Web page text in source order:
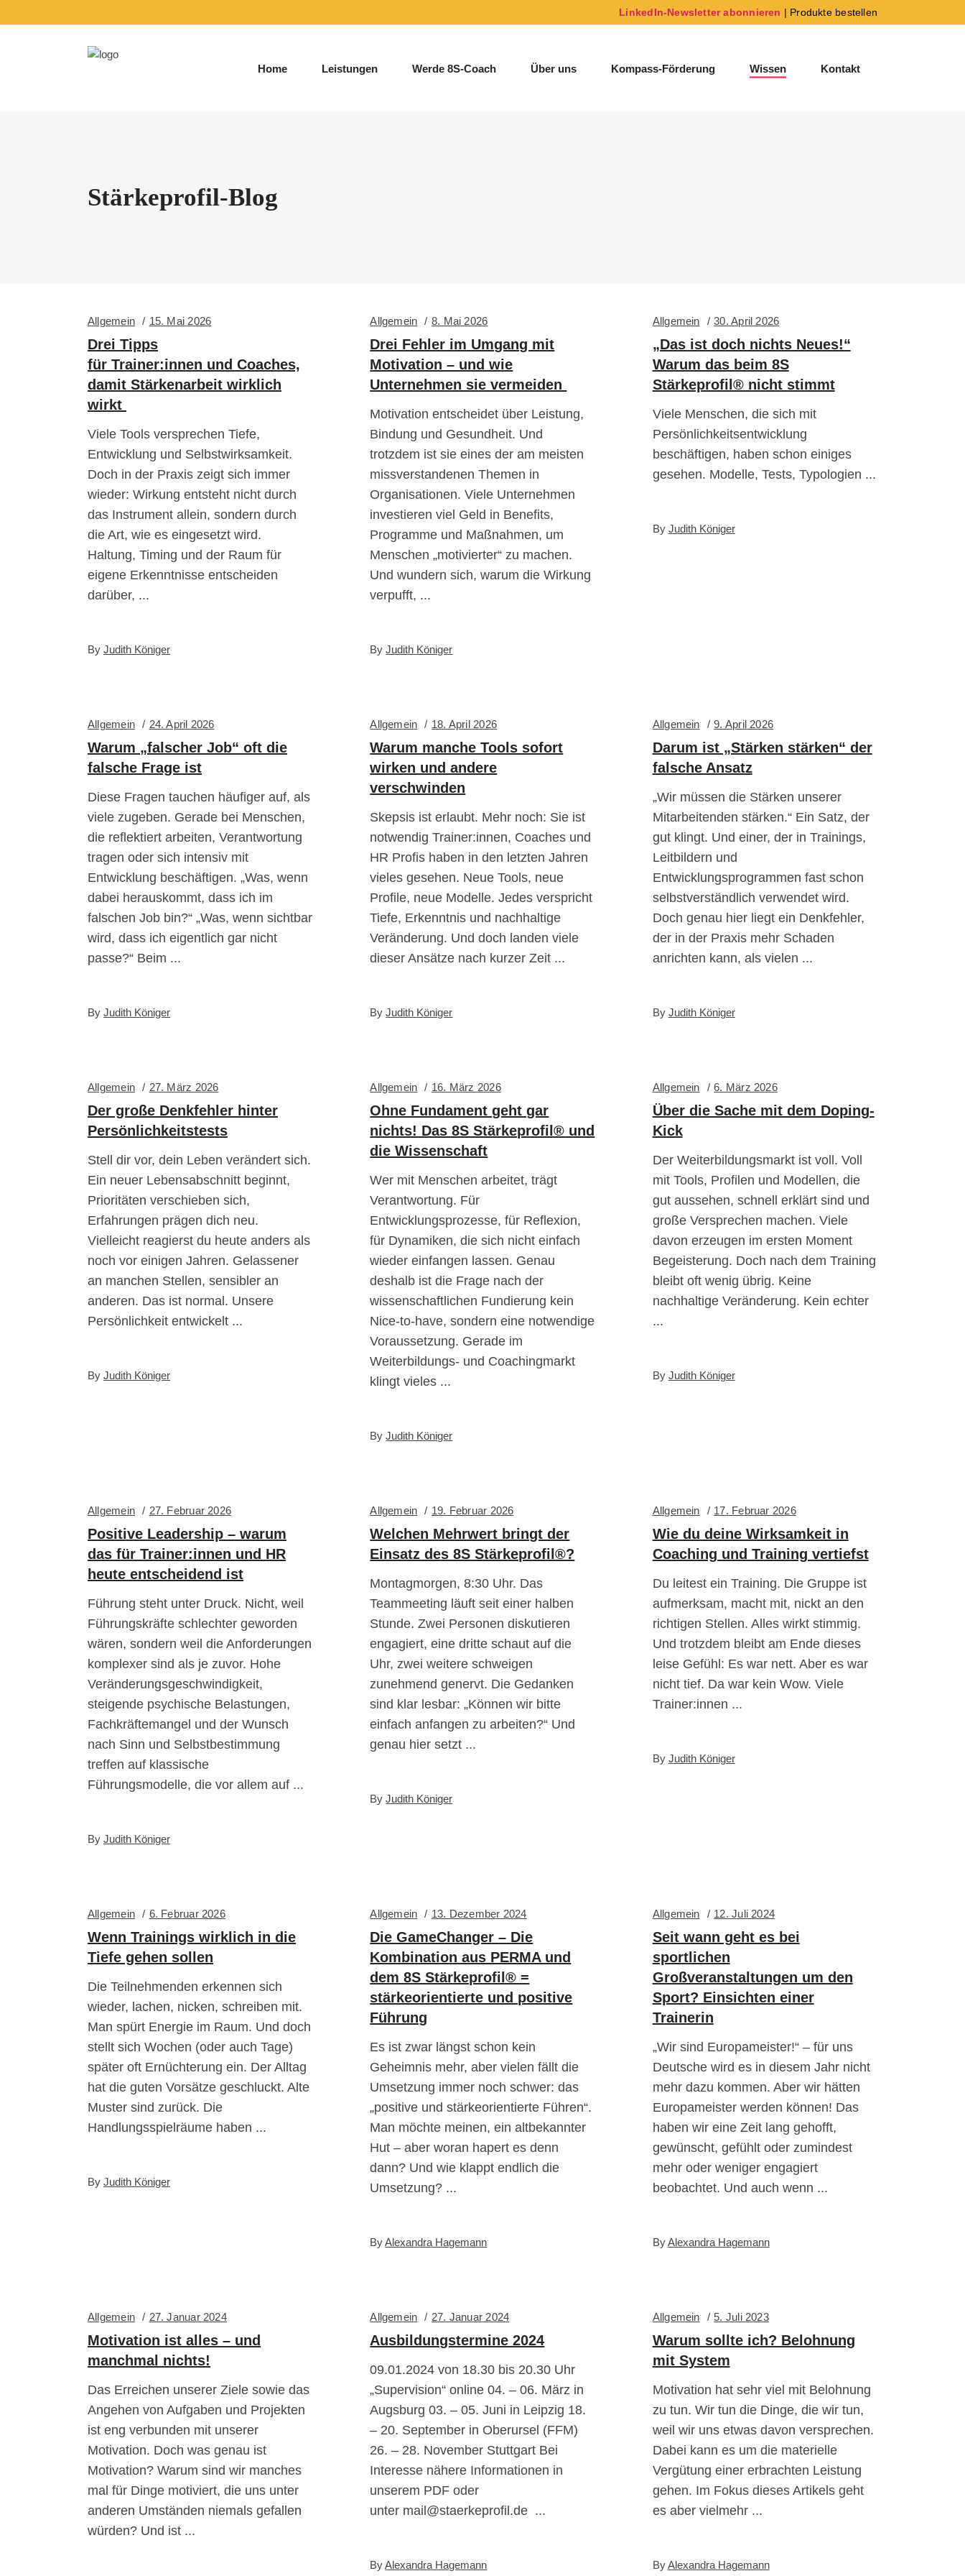
LinkedIn-Newsletter abonnieren | Produkte bestellen
Home Leistungen Werde 8S-Coach Über uns Kompass-Förderung Wissen Kontakt
Stärkeprofil-Blog
Allgemein 15. Mai 2026
Drei Tipps
für Trainer:innen und Coaches,
damit Stärkenarbeit wirklich
wirkt
Viele Tools versprechen Tiefe,
Entwicklung und Selbstwirksamkeit.
Doch in der Praxis zeigt sich immer
wieder: Wirkung entsteht nicht durch
das Instrument allein, sondern durch
die Art, wie es eingesetzt wird.
Haltung, Timing und der Raum für
eigene Erkenntnisse entscheiden
darüber,
By Judith Königer
Allgemein 8. Mai 2026
Drei Fehler im Umgang mit
Motivation – und wie
Unternehmen sie vermeiden
Motivation entscheidet über Leistung,
Bindung und Gesundheit. Und
trotzdem ist sie eines der am meisten
missverstandenen Themen in
Organisationen. Viele Unternehmen
investieren viel Geld in Benefits,
Programme und Maßnahmen, um
Menschen „motivierter“ zu machen.
Und wundern sich, warum die Wirkung
verpufft,
ByJudith Königer
Allgemein 30. April 2026
„Das ist doch nichts Neues!“
Warum das beim 8S
Stärkeprofil® nicht stimmt
Viele Menschen, die sich mit
Persönlichkeitsentwicklung
beschäftigen, haben schon einiges
gesehen. Modelle, Tests, Typologien
By Judith Königer
Allgemein 24. April 2026
Warum „falscher Job“ oft die
falsche Frage ist
Diese Fragen tauchen häufiger auf, als
viele zugeben. Gerade bei Menschen,
die reflektiert arbeiten, Verantwortung
tragen oder sich intensiv mit
Entwicklung beschäftigen. „Was, wenn
dabei herauskommt, dass ich im
falschen Job bin?“ „Was, wenn sichtbar
wird, dass ich eigentlich gar nicht
passe?“ Beim
By Judith Königer
Allgemein 18. April 2026
Warum manche Tools sofort
wirken und andere
verschwinden
Skepsis ist erlaubt. Mehr noch: Sie ist
notwendig Trainer:innen, Coaches und
HR Profis haben in den letzten Jahren
vieles gesehen. Neue Tools, neue
Profile, neue Modelle. Jedes verspricht
Tiefe, Erkenntnis und nachhaltige
Veränderung. Und doch landen viele
dieser Ansätze nach kurzer Zeit
ByJudith Königer
Allgemein 9. April 2026
Darum ist „Stärken stärken“ der
falsche Ansatz
„Wir müssen die Stärken unserer
Mitarbeitenden stärken.“ Ein Satz, der
gut klingt. Und einer, der in Trainings,
Leitbildern und
Entwicklungsprogrammen fast schon
selbstverständlich verwendet wird.
Doch genau hier liegt ein Denkfehler,
der in der Praxis mehr Schaden
anrichten kann, als vielen
By Judith Königer
Allgemein 27. März 2026
Der große Denkfehler hinter
Persönlichkeitstests
Stell dir vor, dein Leben verändert sich.
Ein neuer Lebensabschnitt beginnt,
Prioritäten verschieben sich,
Erfahrungen prägen dich neu.
Vielleicht reagierst du heute anders als
noch vor einigen Jahren. Gelassener
an manchen Stellen, sensibler an
anderen. Das ist normal. Unsere
Persönlichkeit entwickelt
By Judith Königer
Allgemein 16. März 2026
Ohne Fundament geht gar
nichts! Das 8S Stärkeprofil® und
die Wissenschaft
Wer mit Menschen arbeitet, trägt
Verantwortung. Für
Entwicklungsprozesse, für Reflexion,
für Dynamiken, die sich nicht einfach
wieder einfangen lassen. Genau
deshalb ist die Frage nach der
wissenschaftlichen Fundierung kein
Nice-to-have, sondern eine notwendige
Voraussetzung. Gerade im
Weiterbildungs- und Coachingmarkt
klingt vieles
ByJudith Königer
Allgemein 6. März 2026
Über die Sache mit dem Doping-
Kick
Der Weiterbildungsmarkt ist voll. Voll
mit Tools, Profilen und Modellen, die
gut aussehen, schnell erklärt sind und
große Versprechen machen. Viele
davon erzeugen im ersten Moment
Begeisterung. Doch nach dem Training
bleibt oft wenig übrig. Keine
nachhaltige Veränderung. Kein echter
By Judith Königer
Allgemein 27. Februar 2026
Positive Leadership – warum
das für Trainer:innen und HR
heute entscheidend ist
Führung steht unter Druck. Nicht, weil
Führungskräfte schlechter geworden
wären, sondern weil die Anforderungen
komplexer sind als je zuvor. Hohe
Veränderungsgeschwindigkeit,
steigende psychische Belastungen,
Fachkräftemangel und der Wunsch
nach Sinn und Selbstbestimmung
treffen auf klassische
Führungsmodelle, die vor allem auf
By Judith Königer
Allgemein 19. Februar 2026
Welchen Mehrwert bringt der
Einsatz des 8S Stärkeprofil®?
Montagmorgen, 8:30 Uhr. Das
Teammeeting läuft seit einer halben
Stunde. Zwei Personen diskutieren
engagiert, eine dritte schaut auf die
Uhr, zwei weitere schweigen
zunehmend genervt. Die Gedanken
sind klar lesbar: „Können wir bitte
einfach anfangen zu arbeiten?“ Und
genau hier setzt
ByJudith Königer
Allgemein 17. Februar 2026
Wie du deine Wirksamkeit in
Coaching und Training vertiefst
Du leitest ein Training. Die Gruppe ist
aufmerksam, macht mit, nickt an den
richtigen Stellen. Alles wirkt stimmig.
Und trotzdem bleibt am Ende dieses
leise Gefühl: Es war nett. Aber es war
nicht tief. Da war kein Wow. Viele
Trainer:innen
By Judith Königer
Allgemein 6. Februar 2026
Wenn Trainings wirklich in die
Tiefe gehen sollen
Die Teilnehmenden erkennen sich
wieder, lachen, nicken, schreiben mit.
Man spürt Energie im Raum. Und doch
stellt sich Wochen (oder auch Tage)
später oft Ernüchterung ein. Der Alltag
hat die guten Vorsätze geschluckt. Alte
Muster sind zurück. Die
Handlungsspielräume haben
By Judith Königer
Allgemein 13. Dezember 2024
Die GameChanger – Die
Kombination aus PERMA und
dem 8S Stärkeprofil® =
stärkeorientierte und positive
Führung
Es ist zwar längst schon kein
Geheimnis mehr, aber vielen fällt die
Umsetzung immer noch schwer: das
„positive und stärkeorientierte Führen“.
Man möchte meinen, ein altbekannter
Hut – aber woran hapert es denn
dann? Und wie klappt endlich die
Umsetzung?
ByAlexandra Hagemann
Allgemein 12. Juli 2024
Seit wann geht es bei
sportlichen
Großveranstaltungen um den
Sport? Einsichten einer
Trainerin
„Wir sind Europameister!“ – für uns
Deutsche wird es in diesem Jahr nicht
mehr dazu kommen. Aber wir hätten
Europameister werden können! Das
haben wir eine Zeit lang gehofft,
gewünscht, gefühlt oder zumindest
mehr oder weniger engagiert
beobachtet. Und auch wenn
ByAlexandra Hagemann
Allgemein 27. Januar 2024
Motivation ist alles – und
manchmal nichts!
Das Erreichen unserer Ziele sowie das
Angehen von Aufgaben und Projekten
ist eng verbunden mit unserer
Motivation. Doch was genau ist
Motivation? Warum sind wir manches
mal für Dinge motiviert, die uns unter
anderen Umständen niemals gefallen
würden? Und ist
Allgemein 27. Januar 2024
Ausbildungstermine 2024
09.01.2024 von 18.30 bis 20.30 Uhr
„Supervision“ online 04. – 06. März in
Augsburg 03. – 05. Juni in Leipzig 18.
– 20. September in Oberursel (FFM)
26. – 28. November Stuttgart Bei
Interesse nähere Informationen in
unserem PDF oder
unter mail@staerkeprofil.de
ByAlexandra Hagemann
Allgemein 5. Juli 2023
Warum sollte ich? Belohnung
mit System
Motivation hat sehr viel mit Belohnung
zu tun. Wir tun die Dinge, die wir tun,
weil wir uns etwas davon versprechen.
Dabei kann es um die materielle
Vergütung einer erbrachten Leistung
gehen. Im Fokus dieses Artikels geht
es aber vielmehr
ByAlexandra Hagemann